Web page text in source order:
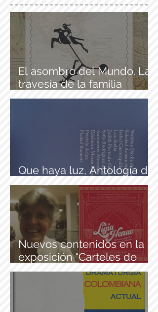
El asombro del Mundo. La
travesía de la familia
Que haya luz, Antología de
dramaturgia
Nuevos contenidos en la
exposición "Carteles de